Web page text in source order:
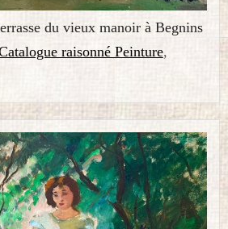
du vieux manoir à Begnins
raisonné Peinture,